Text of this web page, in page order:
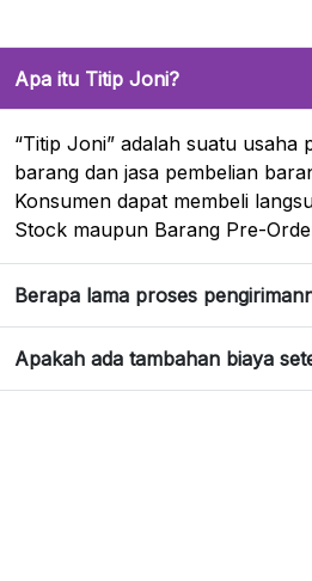
Apa itu Titip Joni?
“Titip Joni” adalah suatu
barang dan jasa pembelian
Konsumen dapat membeli
Stock maupun Barang Pre-
Berapa lama proses
Apakah ada tambahan biaya